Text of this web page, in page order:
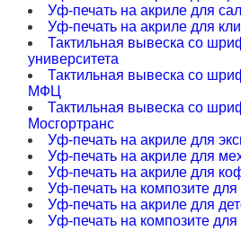
Уф-печать на акриле для
Уф-печать на акриле для
Тактильная вывеска со
университета
Тактильная вывеска со
МФЦ
Тактильная вывеска со
Мосгортранс
Уф-печать на акриле для
Уф-печать на акриле для
Уф-печать на акриле для
Уф-печать на композите для
Уф-печать на акриле для
Уф-печать на композите для